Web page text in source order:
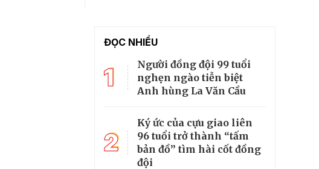
ĐỌC NHIỀU
1
Người đồng đội 99 tuổi
nghẹn ngào tiễn biệt
Anh hùng La Văn Cầu
2
Ký ức của cựu giao liên
96 tuổi trở thành “tấm
bản đồ” tìm hài cốt đồng
đội